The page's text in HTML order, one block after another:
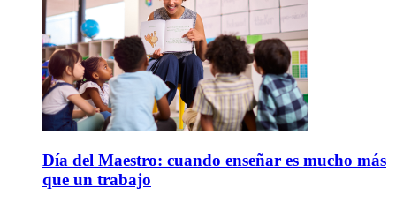
Día del Maestro: cuando enseñar es mucho más
que un trabajo